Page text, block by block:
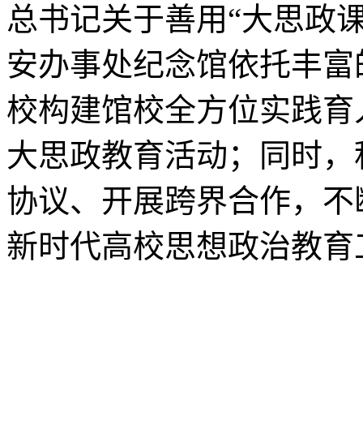
总书记关于善用“大思政
安办事处纪念馆依托丰
校构建馆校全方位实践
大思政教育活动；同时
协议、开展跨界合作，
新时代高校思想政治教育